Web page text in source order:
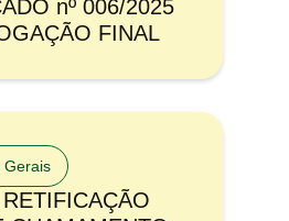
nº 006/2025
FINAL
Gerais